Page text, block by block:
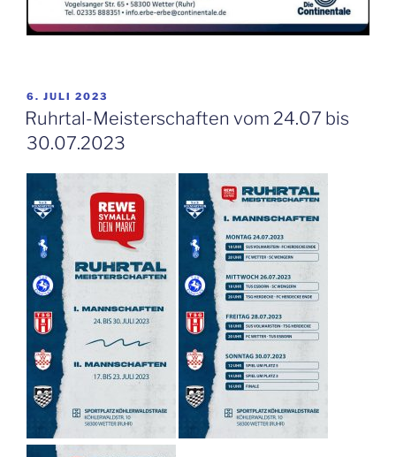
VERÖFFENTLICHT
AM
6. JULI 2023
Ruhrtal-Meisterschaften vom 24.07 bis
30.07.2023